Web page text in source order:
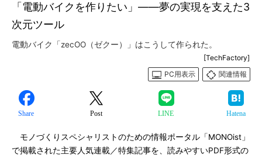
「電動バイクを作りたい」――夢の実現を支えた3
次元ツール
電動バイク「zecOO（ゼクー）」はこうして作られた。
[TechFactory]
PC用表示
関連情報
Share Post LINE Hatena
モノづくりスペシャリストのための情報ポータル「MONOist」
で掲載された主要人気連載／特集記事を、読みやすいPDF形式の